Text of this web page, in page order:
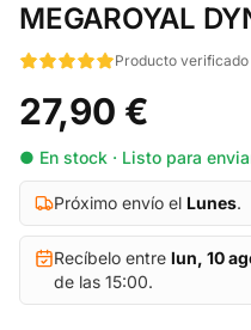
MEGAROYAL
Producto verificado
27,90 €
● En stock · Listo para
Próximo envío el Lunes.
Recíbelo entre lun, 10
de las 15:00.